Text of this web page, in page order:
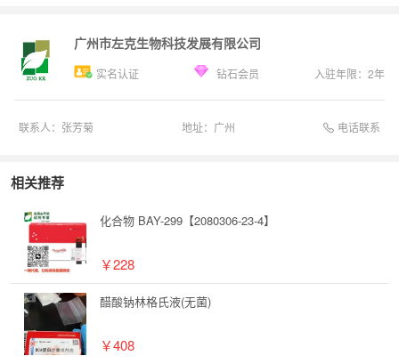
广州市左克生物科技发展有限公司
实名认证 钻石会员 入驻年限： 2年
联系人： 张芳菊 地址： 广州 电话联系
相关推荐
化合物 BAY-299【2080306-23-4】
￥228
醋酸钠林格氏液(无菌)
￥408